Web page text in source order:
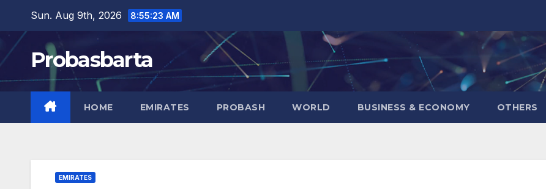
content
Sun. Aug 9th, 2026 8:55:24 AM
Probasbarta
HOME EMIRATES PROBASH WORLD BUSINESS & ECONOMY OTHERS
EMIRATES